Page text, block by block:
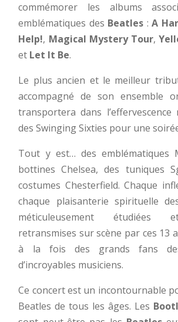
commémorer les albums
emblématiques des Beatles :A
Help!, Magical Mystery Tour,
et Let It Be.
Le plus ancien et le meilleur
accompagné de son ensemble
transportera dans l’effervescence
des Swinging Sixties pour une
Tout y est… des emblématiques
bottines Chelsea, des tuniques
costumes Chesterfield. Chaque
chaque plaisanterie spirituelle
méticuleusement étudiées
retransmises sur scène par ces 13
à la fois des grands fans
d’incroyables musiciens.
Ce concert est un incontournable
Beatles de tous les âges. Les